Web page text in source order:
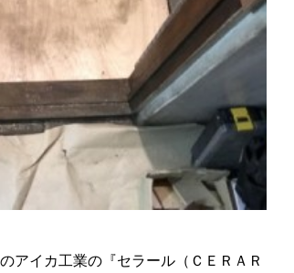
アイカ工業の『セラール（ＣＥＲＡＲ